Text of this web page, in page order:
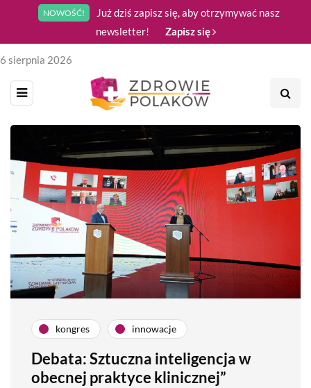
NOWOŚĆ!
Już dziś zapisz się, aby otrzymywać nasz
newsletter!
Zapisz się
6 sierpnia 2026
kongres innowacje
Debata: Sztuczna inteligencja w
obecnej praktyce klinicznej”